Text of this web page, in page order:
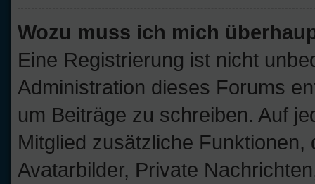
Wozu muss ich mich
Eine Registrierung ist nicht
Administration dieses Forums
um Beiträge zu schreiben. Auf
Mitglied zusätzliche
Avatarbilder, Private